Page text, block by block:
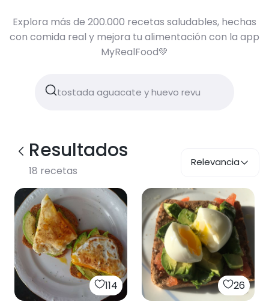
Explora más de 200.000 recetas saludables, hechas
con comida real y mejora tu alimentación con la app
MyRealFood💚
Resultados
18 recetas
Relevancia
114 26